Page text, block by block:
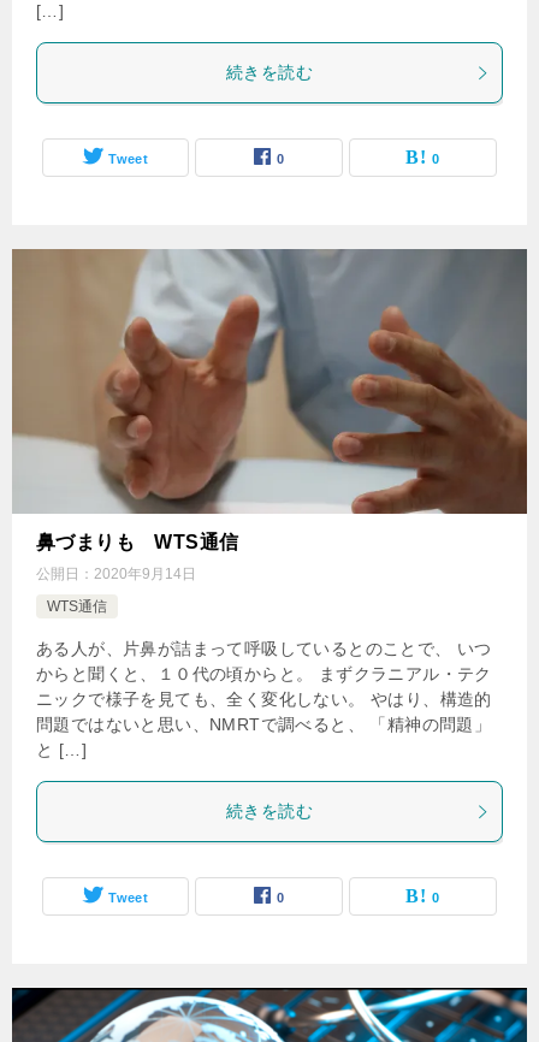
[…]
続きを読む
Tweet 0 0
鼻づまりも WTS通信
公開日： 2020年9月14日
WTS通信
ある人が、片鼻が詰まって呼吸しているとのことで、 いつ
からと聞くと、１０代の頃からと。 まずクラニアル・テク
ニックで様子を見ても、全く変化しない。 やはり、構造的
問題ではないと思い、NMRTで調べると、 「精神の問題」
と […]
続きを読む
Tweet 0 0